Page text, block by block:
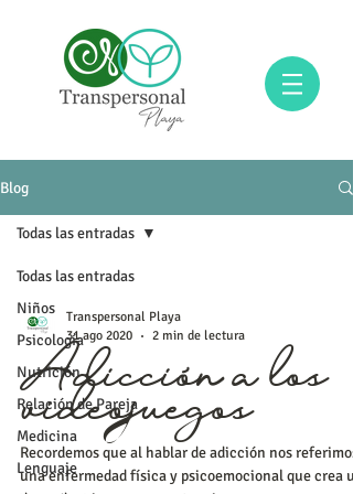
Blog
Todas las entradas
Niños
Psicología
Nutrición
Relación de Pareja
Medicina
Lenguaje
Todas las entradas
Transpersonal Playa
31 ago 2020
2 min de lectura
Adicción a los
videojuegos
Recordemos que al hablar de adicción nos referimos
una enfermedad física y psicoemocional que crea